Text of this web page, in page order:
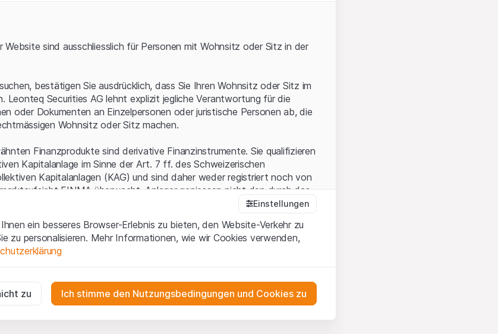
sind ausschliesslich für Personen mit Wohnsitz oder Sitz in der
bestätigen Sie ausdrücklich, dass Sie Ihren Wohnsitz oder Sitz im
Leonteq Securities AG lehnt explizit jegliche Verantwortung für die
oder Dokumenten an Einzelpersonen oder juristische Personen ab, die
Wohnsitz oder Sitz machen.
Finanzprodukte sind derivative Finanzinstrumente. Sie qualifizieren
Kapitalanlage im Sinne der Art. 7 ff. des Schweizerischen
Kapitalanlagen (KAG) und sind daher weder registriert noch von
FINMA überwacht. Anleger geniessen nicht den durch das
Anlegerschutz.
und rechtliche Informationen
der Leonteq Securities AG (die "Website") erklären Sie, dass Sie die
die wichtigen Hinweise und
(wie z.B. Urheber¬, Design¬ und Markenrechte) an dem auf der
Einstellungen
ein besseres Browser-Erlebnis zu bieten, den Website-Verkehr zu
zu personalisieren. Mehr Informationen, wie wir Cookies verwenden,
erforderlich und können nicht deaktiviert werden.
zu Ich stimme den Nutzungsbedingungen und Cookies zu